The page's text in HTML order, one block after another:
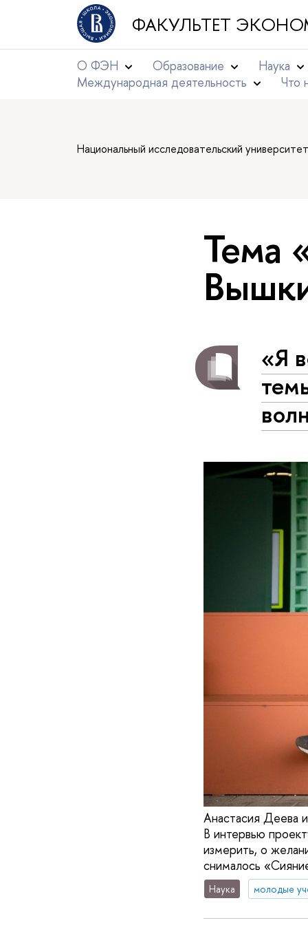
ФАКУЛЬТЕТ
О ФЭН Образование
Наука
Международная деятельность
Что
Национальный исследовательский
Тема
«Я
Анастасия Деева
В интервью
измерить, о
снималось
Наука молодые